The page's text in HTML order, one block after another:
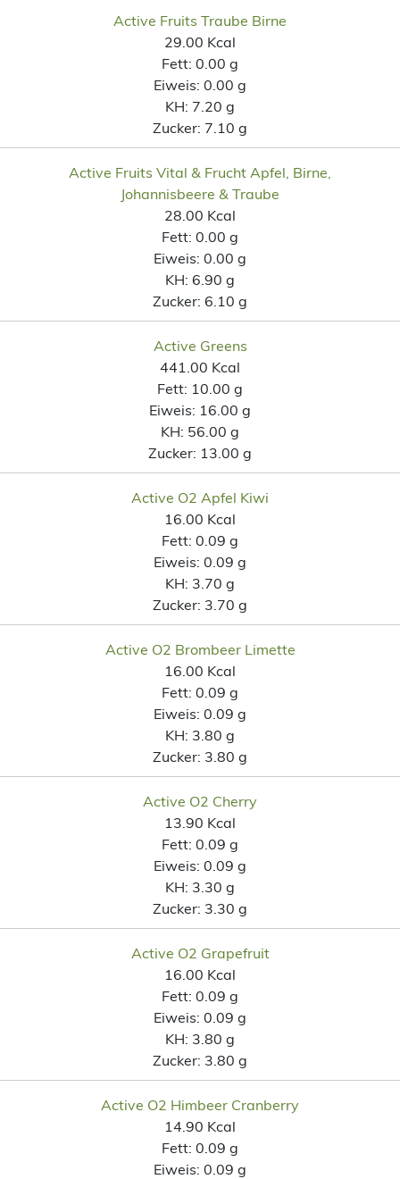
Active Fruits Traube Birne
29.00 Kcal
Fett: 0.00 g
Eiweis: 0.00 g
KH: 7.20 g
Zucker: 7.10 g
Active Fruits Vital & Frucht Apfel, Birne,
Johannisbeere & Traube
28.00 Kcal
Fett: 0.00 g
Eiweis: 0.00 g
KH: 6.90 g
Zucker: 6.10 g
Active Greens
441.00 Kcal
Fett: 10.00 g
Eiweis: 16.00 g
KH: 56.00 g
Zucker: 13.00 g
Active O2 Apfel Kiwi
16.00 Kcal
Fett: 0.09 g
Eiweis: 0.09 g
KH: 3.70 g
Zucker: 3.70 g
Active O2 Brombeer Limette
16.00 Kcal
Fett: 0.09 g
Eiweis: 0.09 g
KH: 3.80 g
Zucker: 3.80 g
Active O2 Cherry
13.90 Kcal
Fett: 0.09 g
Eiweis: 0.09 g
KH: 3.30 g
Zucker: 3.30 g
Active O2 Grapefruit
16.00 Kcal
Fett: 0.09 g
Eiweis: 0.09 g
KH: 3.80 g
Zucker: 3.80 g
Active O2 Himbeer Cranberry
14.90 Kcal
Fett: 0.09 g
Eiweis: 0.09 g